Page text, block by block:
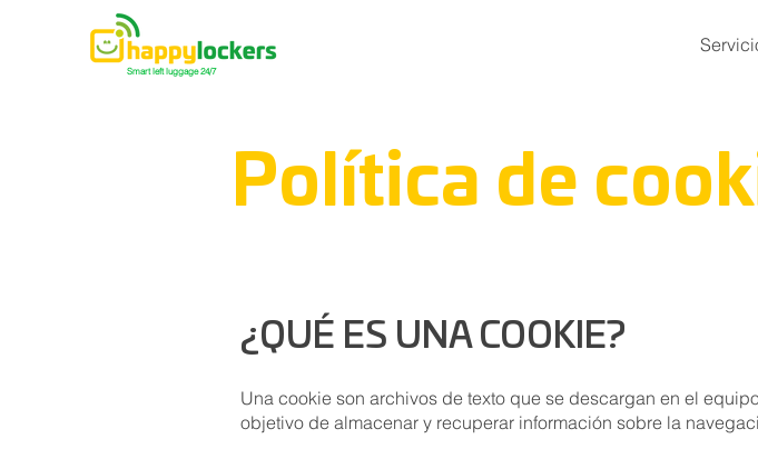
Smart left luggage 24/7
Política de
¿QUÉ ES UNA COOKIE?
Una cookie son archivos de texto que se descargan en el
objetivo de almacenar y recuperar información sobre la